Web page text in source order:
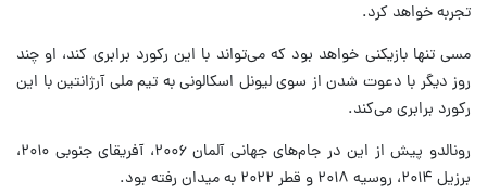
تجربه خواهد کرد.
مسی تنها بازیکنی خواهد بود که می‌تواند با این رکورد برابری کند، او چند
روز دیگر با دعوت شدن از سوی لیونل اسکالونی به تیم ملی آرژانتین با این
رکورد برابری می‌کند.
رونالدو پیش از این در جام‌های جهانی آلمان ۲۰۰۶، آفریقای جنوبی ۲۰۱۰،
برزیل ۲۰۱۴، روسیه ۲۰۱۸ و قطر ۲۰۲۲ به میدان رفته بود.